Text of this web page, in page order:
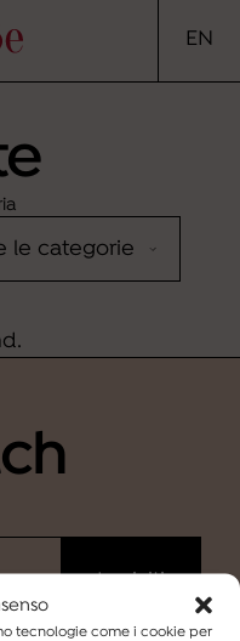
tecnologie come i cookie per
EN